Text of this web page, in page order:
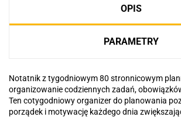
OPIS
PARAMETRY
Notatnik z tygodniowym 80 stronnicowym
organizowanie codziennych zadań,
Ten cotygodniowy organizer do planowania
porządek i motywację każdego dnia